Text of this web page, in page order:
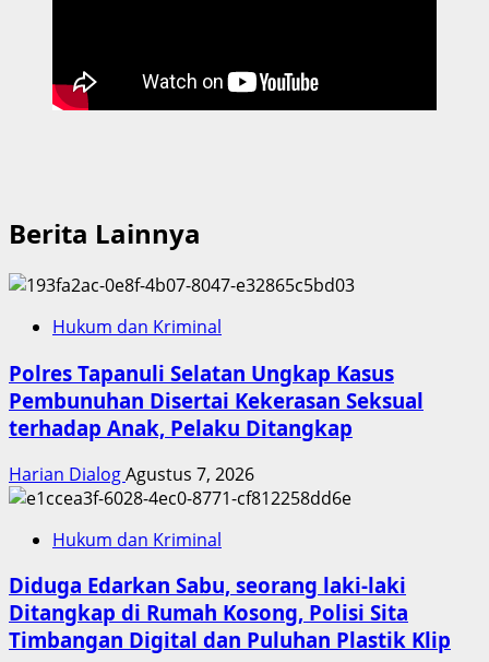
Berita Lainnya
Hukum dan Kriminal
Polres Tapanuli Selatan Ungkap Kasus
Pembunuhan Disertai Kekerasan Seksual
terhadap Anak, Pelaku Ditangkap
Harian DialogAgustus 7, 2026
Hukum dan Kriminal
Diduga Edarkan Sabu, seorang laki-laki
Ditangkap di Rumah Kosong, Polisi Sita
Timbangan Digital dan Puluhan Plastik Klip